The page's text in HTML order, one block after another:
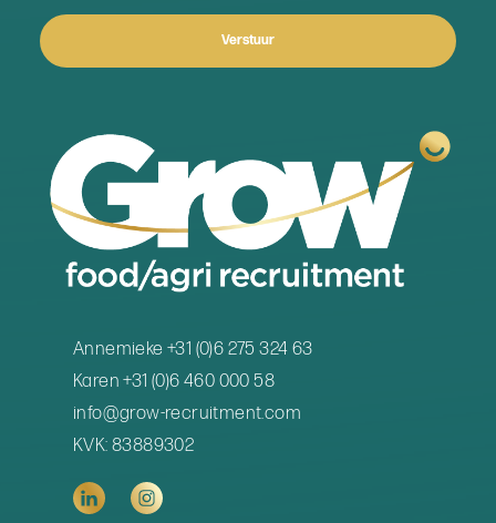
Annemieke +31 (0)6 275 324 63
Karen +31 (0)6 460 000 58
info@grow-recruitment.com
KVK: 83889302
Verstuur